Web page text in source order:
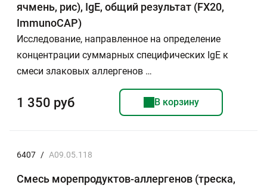
ячмень, рис), IgE, общий результат (FX20,
ImmunoCAP)
Исследование, направленное на определение
концентрации суммарных специфических IgE к
смеси злаковых аллергенов …
1 350 руб В корзину
6407 / A09.05.118
Смесь морепродуктов-аллергенов (треска,